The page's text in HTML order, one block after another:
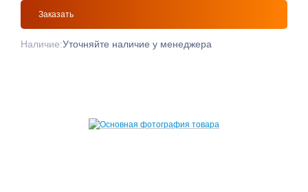
Заказать
Наличие:Уточняйте наличие у менеджера